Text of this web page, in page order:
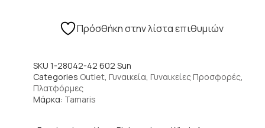
Πρόσθήκη στην λίστα επιθυμιών
SKU 1-28042-42 602 Sun
Categories Outlet, Γυναικεία, Γυναικείες Προσφορές,
Πλατφόρμες
Μάρκα: Tamaris